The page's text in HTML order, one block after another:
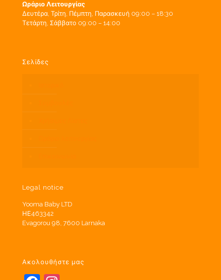
Ωράριο Λειτουργίας
Δευτέρα, Τρίτη, Πέμπτη, Παρασκευή 09:00 – 18:30
Τετάρτη, Σάββατο 09:00 – 14:00
Σελίδες
Legal notice
Yooma Baby LTD
ΗΕ463342
Evagorou 98, 7600 Larnaka
Ακολουθήστε μας